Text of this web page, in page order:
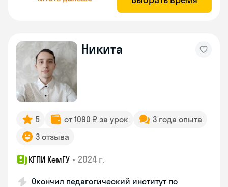
Никита
5 от 1090 ₽ за урок
3 года опыта
3 отзыва
КГПИ КемГУ • 2024 г.
Окончил педагогический институт по